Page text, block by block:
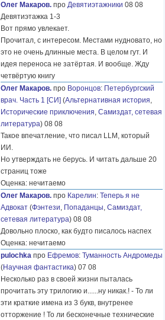
Олег Макаров. про Девятиэтажники 08 08
Девятиэтажка 1-3
Вот прямо увлекает.
Прочитал, с интересом. Местами нудновато, но
это не очень длинные места. В целом гут. И
идея переноса не затёртая. И вообще. Жду
четвёртую книгу
Олег Макаров. про Воронцов: Петербургский
врач. Часть 1 [СИ] (Альтернативная история,
Исторические приключения, Самиздат, сетевая
литература) 08 08
Такое впечатление, что писал LLM, который
ИИ.
Но утверждать не берусь. И читать дальше 20
страниц тоже
Оценка: нечитаемо
Олег Макаров. про Карелин: Теперь я не
Адвокат (Фэнтези, Попаданцы, Самиздат,
сетевая литература) 08 08
Довольно плоско, как будто писалось наспех
Оценка: нечитаемо
pulochka про Ефремов: Туманность Андромеды
(Научная фантастика) 07 08
Несколько раз в своей жизни пыталась
прочитать эту трилогию и......ну никак.! - То ли
эти краткие имена из 3 букв, внутренее
отторжение ! То ли бесконечные технические